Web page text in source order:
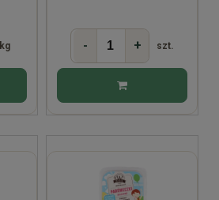
kg - + szt.